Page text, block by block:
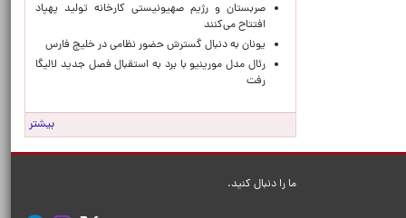
صربستان و رژیم صهیونیستی کارخانه تولید پهپاد
افتتاح می‌کنند
یونان به دنبال گسترش حضور نظامی در خلیج فارس
رئال مدل مورینیو با برد به استقبال فصل جدید لالیگا
رفت
بیشتر
ما را دنبال کنید.